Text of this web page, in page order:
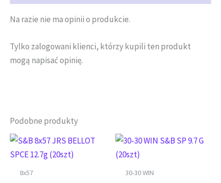
Na razie nie ma opinii o produkcie.
Tylko zalogowani klienci, którzy kupili ten produkt
mogą napisać opinię.
Podobne produkty
8x57 30-30 WIN